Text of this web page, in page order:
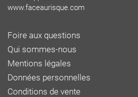
www.faceaurisque.com
Foire aux questions
Qui sommes-nous
Mentions légales
Données personnelles
Conditions de vente